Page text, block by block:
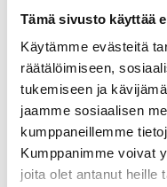
Tämä sivusto käyttää
Käytämme evästeitä
räätälöimiseen,
tukemiseen ja
jaamme sosiaalisen
kumppaneillemme
Kumppanimme voivat
joita olet antanut heille